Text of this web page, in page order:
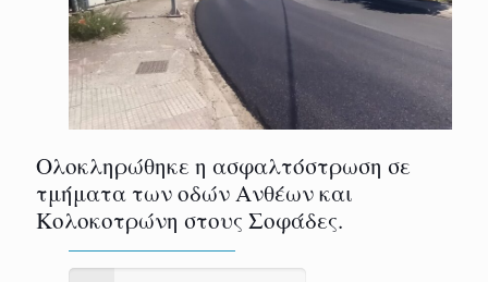
Ολοκληρώθηκε η ασφαλτόστρωση σε
τμήματα των οδών Ανθέων και
Κολοκοτρώνη στους Σοφάδες.